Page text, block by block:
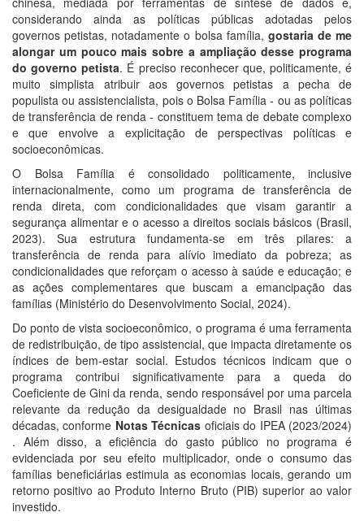
considerando ainda as políticas públicas adotadas pelos
governos petistas, notadamente o bolsa família, gostaria de me
alongar um pouco mais sobre a ampliação desse programa
do governo petista. É preciso reconhecer que, politicamente, é
muito simplista atribuir aos governos petistas a pecha de
populista ou assistencialista, pois o Bolsa Família - ou as políticas
de transferência de renda - constituem tema de debate complexo
e que envolve a explicitação de perspectivas políticas e
socioeconômicas.
O Bolsa Família é consolidado politicamente, inclusive
internacionalmente, como um programa de transferência de
renda direta, com condicionalidades que visam garantir a
segurança alimentar e o acesso a direitos sociais básicos (Brasil,
2023). Sua estrutura fundamenta-se em três pilares: a
transferência de renda para alívio imediato da pobreza; as
condicionalidades que reforçam o acesso à saúde e educação; e
as ações complementares que buscam a emancipação das
famílias (Ministério do Desenvolvimento Social, 2024).
Do ponto de vista socioeconômico, o programa é uma ferramenta
de redistribuição, de tipo assistencial, que impacta diretamente os
índices de bem-estar social. Estudos técnicos indicam que o
programa contribui significativamente para a queda do
Coeficiente de Gini da renda, sendo responsável por uma parcela
relevante da redução da desigualdade no Brasil nas últimas
décadas, conforme Notas Técnicas oficiais do IPEA (2023/2024)
. Além disso, a eficiência do gasto público no programa é
evidenciada por seu efeito multiplicador, onde o consumo das
famílias beneficiárias estimula as economias locais, gerando um
retorno positivo ao Produto Interno Bruto (PIB) superior ao valor
investido.